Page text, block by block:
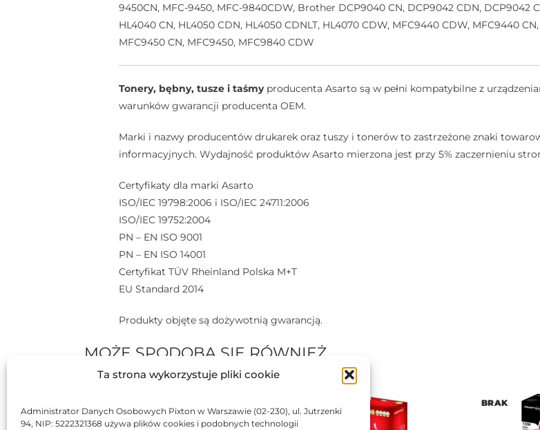
Ta strona wykorzystuje pliki cookie
Administrator Danych Osobowych Pixton w Warszawie (02-230), ul. Jutrzenki
94, NIP: 5222321368 używa plików cookies i podobnych technologii
9450CN, MFC-9450, MFC-9840CDW, Brother DCP9040 CN, DCP9042 CDN, DCP9042
HL4040 CN, HL4050 CDN, HL4050 CDNLT, HL4070 CDW, MFC9440 CDW, MFC9440
MFC9450 CN, MFC9450, MFC9840 CDW
Tonery, bębny, tusze i taśmyproducenta Asarto są w pełni kompatybilne z
warunków gwarancji producenta OEM.
Marki i nazwy producentów drukarek oraz tuszy i tonerów to zastrzeżone znaki
informacyjnych. Wydajność produktów Asarto mierzona jest przy 5% zaczernieniu
Certyfikaty dla marki Asarto
ISO/IEC 19798:2006 i ISO/IEC 24711:2006
ISO/IEC 19752:2004
PN – EN ISO 9001
PN – EN ISO 14001
Certyfikat TÜV Rheinland Polska M+T
EU Standard 2014
Produkty objęte są dożywotnią gwarancją.
MOŻE SPODOBA SIĘ RÓWNIEŻ…
BRAK